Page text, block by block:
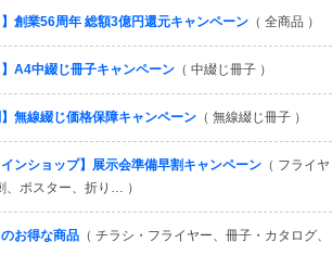
】創業56周年 総額3億円還元キャンペーン （ 全商品 ）
】A4中綴じ冊子キャンペーン （ 中綴じ冊子 ）
】無線綴じ価格保障キャンペーン （ 無線綴じ冊子 ）
インショップ】展示会準備早割キャンペーン （ フライヤ
、ポスター、折り… ）
のお得な商品 （ チラシ・フライヤー、冊子・カタログ、